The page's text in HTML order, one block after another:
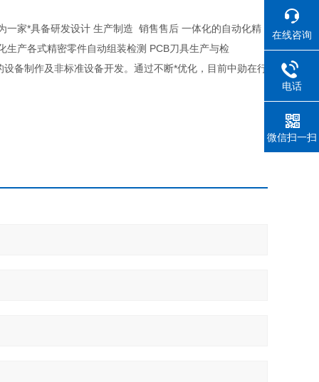
一家*具备研发设计 生产制造 销售售后 一体化的自动化精
产各式精密零件自动组装检测 PCB刀具生产与检
备制作及非标准设备开发。通过不断*优化，目前中勋在行
在线咨询
电话
微信扫一扫